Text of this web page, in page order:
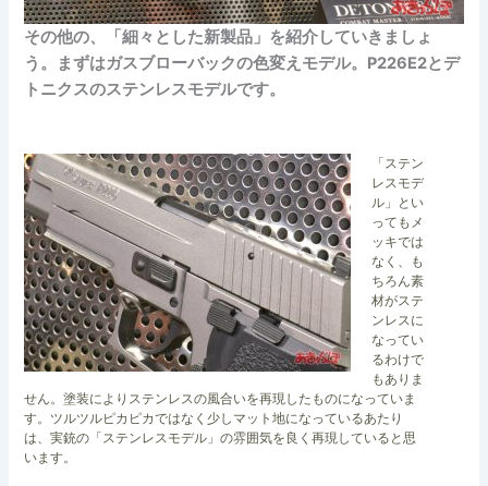
その他の、「細々とした新製品」を紹介していきましょ
う。まずはガスブローバックの色変えモデル。P226E2とデ
トニクスのステンレスモデルです。
「ステン
レスモデ
ル」とい
ってもメ
ッキでは
なく、も
ちろん素
材がステ
ンレスに
なってい
るわけで
もありま
せん。塗装によりステンレスの風合いを再現したものになっていま
す。ツルツルピカピカではなく少しマット地になっているあたり
は、実銃の「ステンレスモデル」の雰囲気を良く再現していると思
います。